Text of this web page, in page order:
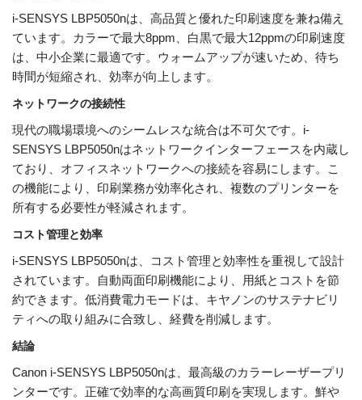
i-SENSYS LBP5050nは、高品質と優れた印刷速度を兼ね備え
ています。カラーで最大8ppm、白黒で最大12ppmの印刷速度
は、中小企業に最適です。ウォームアップが速いため、待ち
時間が短縮され、効率が向上します。
ネットワークの接続性
現代の職場環境へのシームレスな統合は不可欠です。i-
SENSYS LBP5050nはネットワークインターフェースを内蔵し
ており、オフィスネットワークへの接続を容易にします。こ
の機能により、印刷業務が効率化され、複数のプリンターを
所有する必要性が軽減されます。
コスト管理と効率
i-SENSYS LBP5050nは、コスト管理と効率性を重視して設計
されています。自動両面印刷機能により、用紙とコストを節
約できます。低消費電力モードは、キヤノンのサステナビリ
ティへの取り組みに合致し、経費を削減します。
結論
Canon i-SENSYS LBP5050nは、最高級のカラーレーザープリ
ンターです。正確で効率的な高画質印刷を実現します。鮮や